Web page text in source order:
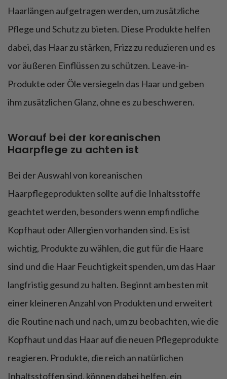
Haarlängen aufgetragen werden, um zusätzliche
Pflege und Schutz zu bieten. Diese Produkte helfen
dabei, das Haar zu stärken, Frizz zu reduzieren und es
vor äußeren Einflüssen zu schützen. Leave-in-
Produkte oder Öle versiegeln das Haar und geben
ihm zusätzlichen Glanz, ohne es zu beschweren.
Worauf bei der koreanischen
Haarpflege zu achten ist
Bei der Auswahl von koreanischen
Haarpflegeprodukten sollte auf die Inhaltsstoffe
geachtet werden, besonders wenn empfindliche
Kopfhaut oder Allergien vorhanden sind. Es ist
wichtig, Produkte zu wählen, die gut für die Haare
sind und die Haar Feuchtigkeit spenden, um das Haar
langfristig gesund zu halten. Beginnt am besten mit
einer kleineren Anzahl von Produkten und erweitert
die Routine nach und nach, um zu beobachten, wie die
Kopfhaut und das Haar auf die neuen Pflegeprodukte
reagieren. Produkte, die reich an natürlichen
Inhaltsstoffen sind, können dabei helfen, ein